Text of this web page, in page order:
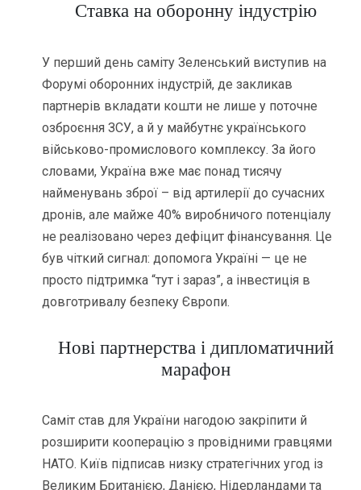
Ставка на оборонну індустрію
У перший день саміту Зеленський виступив на
Форумі оборонних індустрій, де закликав
партнерів вкладати кошти не лише у поточне
озброєння ЗСУ, а й у майбутнє українського
військово-промислового комплексу. За його
словами, Україна вже має понад тисячу
найменувань зброї – від артилерії до сучасних
дронів, але майже 40% виробничого потенціалу
не реалізовано через дефіцит фінансування. Це
був чіткий сигнал: допомога Україні — це не
просто підтримка “тут і зараз”, а інвестиція в
довготривалу безпеку Європи.
Нові партнерства і дипломатичний
марафон
Саміт став для України нагодою закріпити й
розширити кооперацію з провідними гравцями
НАТО. Київ підписав низку стратегічних угод із
Великим Британією, Данією, Нідерландами та